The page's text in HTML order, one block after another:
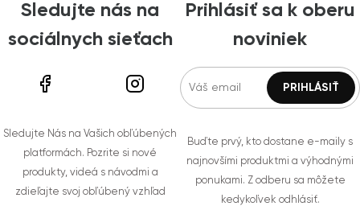
Sledujte nás na
sociálnych sieťach
Sledujte Nás na Vašich obľúbených
platformách. Pozrite si nové
produkty, videá s návodmi a
zdieľajte svoj obľúbený vzhľad
Prihlásiť sa k oberu
noviniek
Buďte prvý, kto dostane e-maily s
najnovšími produktmi a výhodnými
ponukami. Z odberu sa môžete
kedykoľvek odhlásiť.